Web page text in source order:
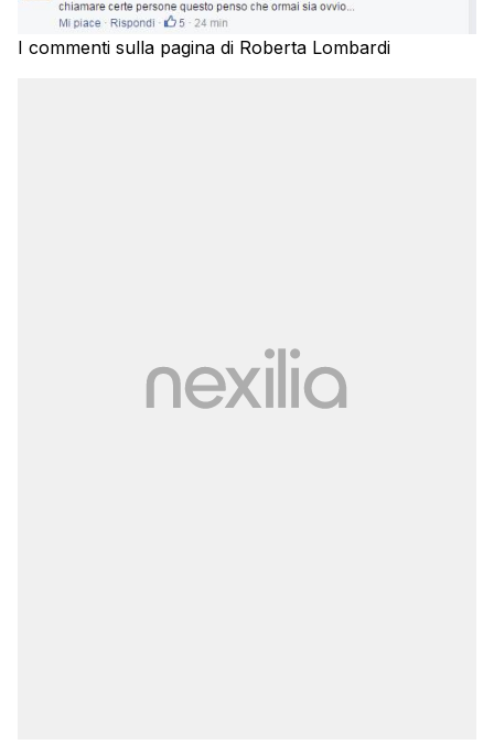
I commenti sulla pagina di Roberta Lombardi